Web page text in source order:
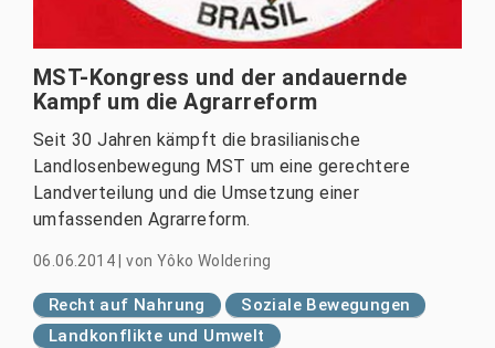
MST-Kongress und der andauernde
Kampf um die Agrarreform
Seit 30 Jahren kämpft die brasilianische
Landlosenbewegung MST um eine gerechtere
Landverteilung und die Umsetzung einer
umfassenden Agrarreform.
06.06.2014 |von Yôko Woldering
Recht auf Nahrung
Soziale Bewegungen
Landkonflikte und Umwelt